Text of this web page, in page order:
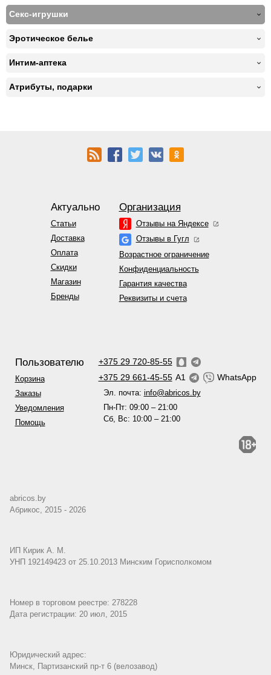
Секс-игрушки
Эротическое белье
Интим-аптека
Атрибуты, подарки
Актуально
Статьи
Доставка
Оплата
Скидки
Магазин
Бренды
Организация
Отзывы на Яндексе
Отзывы в Гугл
Возрастное ограничение
Конфиденциальность
Гарантия качества
Реквизиты и счета
Пользователю
Корзина
Заказы
Уведомления
Помощь
+375 29 720-85-55
+375 29 661-45-55 A1 WhatsApp
Эл. почта: info@abricos.by
Пн-Пт: 09:00 – 21:00
Сб, Вс: 10:00 – 21:00
abricos.by
Абрикос, 2015 - 2026
ИП Кирик А. М.
УНП 192149423 от 25.10.2013 Минским Горисполкомом
Номер в торговом реестре: 278228
Дата регистрации: 20 июл, 2015
Юридический адрес:
Минск, Партизанский пр-т 6 (велозавод)